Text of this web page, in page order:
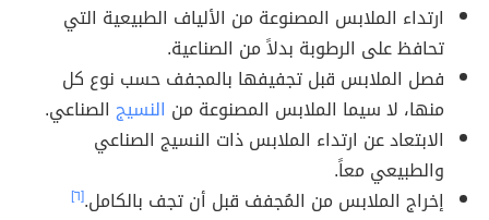
ارتداء الملابس المصنوعة من الألياف الطبيعية التي
تحافظ على الرطوبة بدلاً من الصناعية.
فصل الملابس قبل تجفيفها بالمجفف حسب نوع كل
منها، لا سيما الملابس المصنوعة من النسيجالصناعي.
الابتعاد عن ارتداء الملابس ذات النسيج الصناعي
والطبيعي معاً.
إخراج الملابس من المُجفف قبل أن تجف بالكامل.[٦]